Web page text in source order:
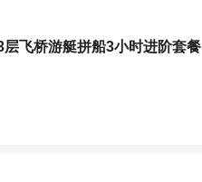
飞桥游艇拼船3小时进阶套餐